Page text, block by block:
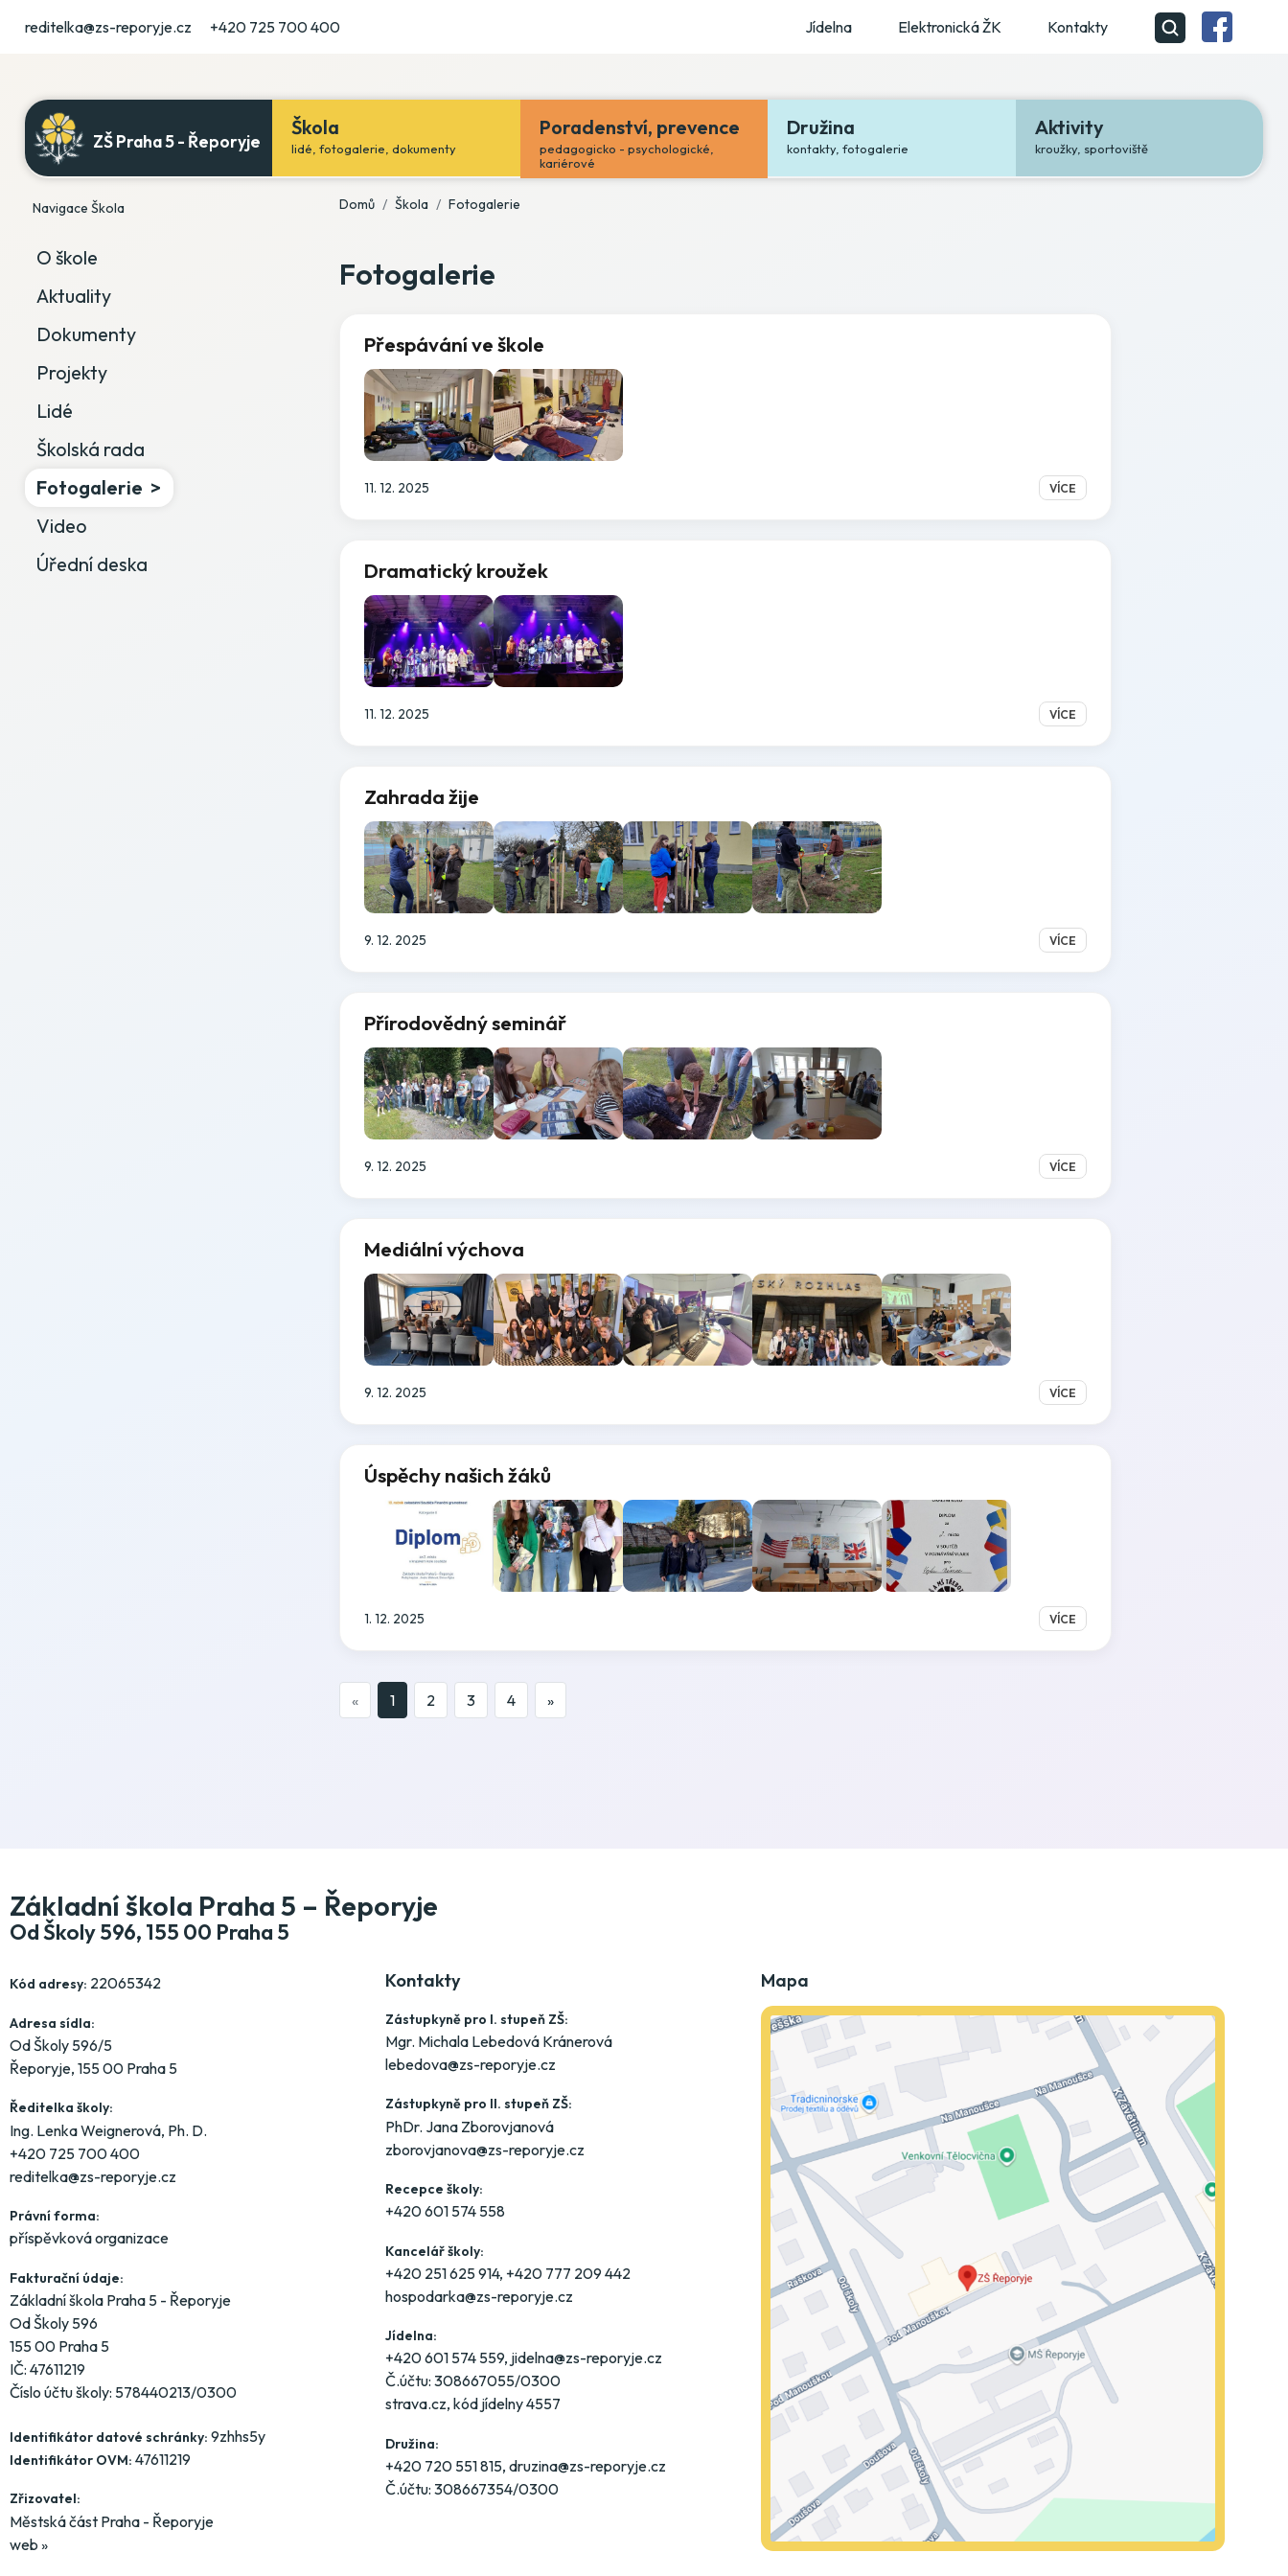
reditelka@zs-reporyje.cz +420 725 700 400 Jídelna Elektronická ŽK Kontakty
ZŠ Praha 5 - Řeporyje
Škola
lidé, fotogalerie, dokumenty
Poradenství, prevence
pedagogicko - psychologické,
kariérové
Družina
kontakty, fotogalerie
Aktivity
kroužky, sportoviště
Navigace Škola
O škole
Aktuality
Dokumenty
Projekty
Lidé
Školská rada
Fotogalerie
Video
Úřední deska
Domů Škola Fotogalerie
Fotogalerie
Přespávání ve škole
11. 12. 2025 VÍCE
Dramatický kroužek
11. 12. 2025 VÍCE
Zahrada žije
9. 12. 2025 VÍCE
Přírodovědný seminář
9. 12. 2025 VÍCE
Mediální výchova
9. 12. 2025 VÍCE
Úspěchy našich žáků
1. 12. 2025 VÍCE
« 1 2 3 4 »
Základní škola Praha 5 – Řeporyje
Od Školy 596, 155 00 Praha 5
Kód adresy: 22065342
Adresa sídla:
Od Školy 596/5
Řeporyje, 155 00 Praha 5
Ředitelka školy:
Ing. Lenka Weignerová, Ph. D.
+420 725 700 400
reditelka@zs-reporyje.cz
Právní forma:
příspěvková organizace
Fakturační údaje:
Základní škola Praha 5 - Řeporyje
Od Školy 596
155 00 Praha 5
IČ: 47611219
Číslo účtu školy: 578440213/0300
Identifikátor datové schránky: 9zhhs5y
Identifikátor OVM: 47611219
Zřizovatel:
Městská část Praha - Řeporyje
web »
Kontakty
Zástupkyně pro I. stupeň ZŠ:
Mgr. Michala Lebedová Kránerová
lebedova@zs-reporyje.cz
Zástupkyně pro II. stupeň ZŠ:
PhDr. Jana Zborovjanová
zborovjanova@zs-reporyje.cz
Recepce školy:
+420 601 574 558
Kancelář školy:
+420 251 625 914, +420 777 209 442
hospodarka@zs-reporyje.cz
Jídelna:
+420 601 574 559, jidelna@zs-reporyje.cz
Č.účtu: 308667055/0300
strava.cz, kód jídelny 4557
Družina:
+420 720 551 815, druzina@zs-reporyje.cz
Č.účtu: 308667354/0300
Mapa